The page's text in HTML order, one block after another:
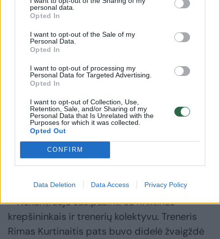
personal data.
Opted In
I want to opt-out of the Sale of my
Personal Data.
Opted In
I want to opt-out of processing my
Personal Data for Targeted Advertising.
Opted In
I want to opt-out of Collection, Use,
Retention, Sale, and/or Sharing of my
Personal Data that Is Unrelated with the
Purposes for which it was collected.
Opted Out
CONFIRM
Data Deletion Data Access Privacy Policy
Stebiu ir šiuolaikinę jūsų NBA kartą. Daug
kartų iš arti esu stebėjęs Joną Valančiūną, kai
dirbau Denverio koledže, o jis rungtyniavo
„Nuggets“ ekipoje. Pažįstu „Bucks“ trenerį
Taylorą Jenkinsą, todėl domėjausi Kasparo
Jakučionio perspektyvomis naujame klube.
laiką yra mano akiratyje, nes turiu draugų jų
klubuose, trenerių štabe.
– Su kokiomis mintimis atvykstate į
rinktinės stovyklą?
– Nekantrauju susipažinti su rinktinės
krepšininkais ir trenerių kolektyvu. Treneris
Rimas Kurtinaitis pats buvo didelė žvaigždė